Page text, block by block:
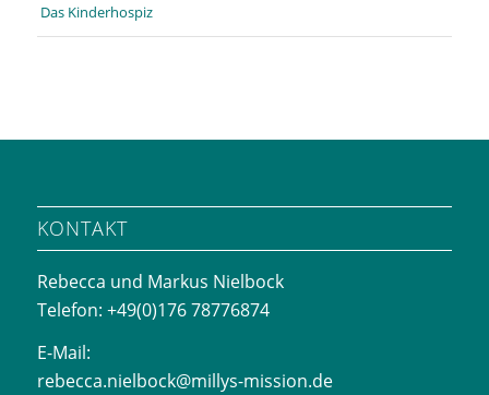
Das Kinderhospiz
KONTAKT
Rebecca und Markus Nielbock
Telefon: +49(0)176 78776874
E-Mail:
rebecca.nielbock@millys-mission.de